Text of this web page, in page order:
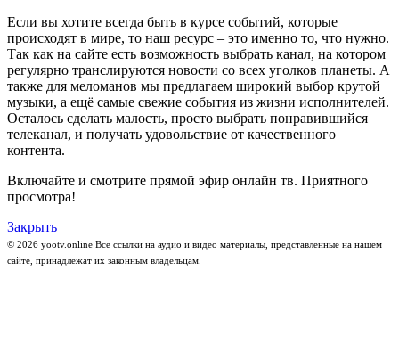
Если вы хотите всегда быть в курсе событий, которые
происходят в мире, то наш ресурс – это именно то, что нужно.
Так как на сайте есть возможность выбрать канал, на котором
регулярно транслируются новости со всех уголков планеты. А
также для меломанов мы предлагаем широкий выбор крутой
музыки, а ещё самые свежие события из жизни исполнителей.
Осталось сделать малость, просто выбрать понравившийся
телеканал, и получать удовольствие от качественного
контента.
Включайте и смотрите прямой эфир онлайн тв. Приятного
просмотра!
Закрыть
© 2026 yootv.online Все ссылки на аудио и видео материалы, представленные на нашем
сайте, принадлежат их законным владельцам.